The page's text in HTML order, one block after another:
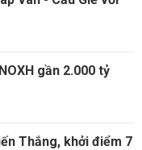
gần 2.000 tỷ
Thắng, khởi điểm 7